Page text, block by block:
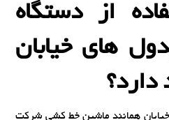
از دستگاه
های خیابان
دارد؟
همانند ماشین خط کشی شرکت